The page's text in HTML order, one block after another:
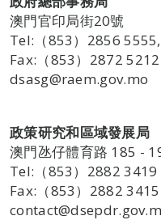
澳門官印局街20號
Tel:（853）2856
Fax:（853）2872 5212
dsasg@raem.gov.mo
政策研究和區域發展局
澳門氹仔體育路 185 -
Tel:（853）2882 3419
Fax:（853）2882 3415